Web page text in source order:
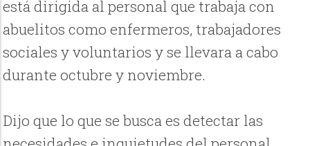
está dirigida al personal que trabaja con
abuelitos como enfermeros, trabajadores
sociales y voluntarios y se llevara a cabo
durante octubre y noviembre.
Dijo que lo que se busca es detectar las